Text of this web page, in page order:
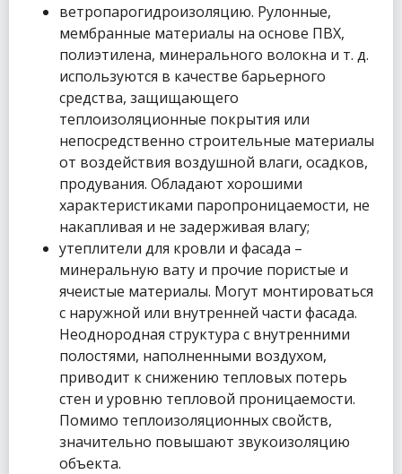
ветропарогидроизоляцию. Рулонные,
мембранные материалы на основе ПВХ,
полиэтилена, минерального волокна и т. д.
используются в качестве барьерного
средства, защищающего
теплоизоляционные покрытия или
непосредственно строительные материалы
от воздействия воздушной влаги, осадков,
продувания. Обладают хорошими
характеристиками паропроницаемости, не
накапливая и не задерживая влагу;
утеплители для кровли и фасада –
минеральную вату и прочие пористые и
ячеистые материалы. Могут монтироваться
с наружной или внутренней части фасада.
Неоднородная структура с внутренними
полостями, наполненными воздухом,
приводит к снижению тепловых потерь
стен и уровню тепловой проницаемости.
Помимо теплоизоляционных свойств,
значительно повышают звукоизоляцию
объекта.